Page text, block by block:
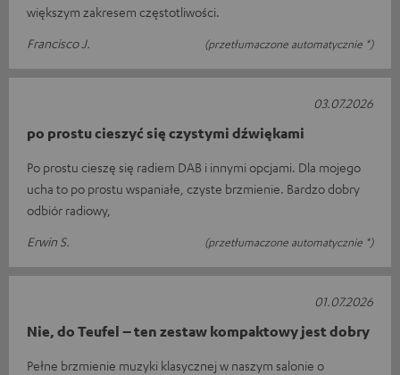
większym zakresem częstotliwości.
Francisco J.
(przetłumaczone automatycznie *)
po prostu cieszyć się czystymi dźwiękami
Po prostu cieszę się radiem DAB i innymi opcjami. Dla mojego
ucha to po prostu wspaniałe, czyste brzmienie. Bardzo dobry
odbiór radiowy,
Erwin S.
(przetłumaczone automatycznie *)
03.07.2026
Nie, do Teufel – ten zestaw kompaktowy jest dobry
Pełne brzmienie muzyki klasycznej w naszym salonie o
01.07.2026